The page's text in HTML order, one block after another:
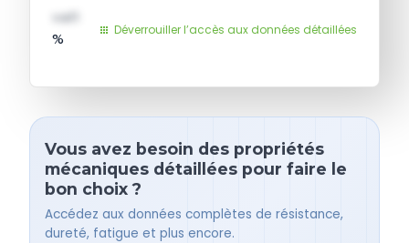
val1
%
Déverrouiller l’accès aux données détaillées
Vous avez besoin des propriétés
mécaniques détaillées pour faire le
bon choix ?
Accédez aux données complètes de résistance,
dureté, fatigue et plus encore.